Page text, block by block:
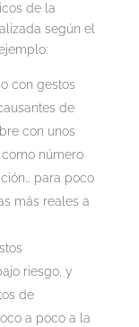
de la
según el
con gestos
de
con unos
número
para poco
más reales a
riesgo, y
de
a poco a la